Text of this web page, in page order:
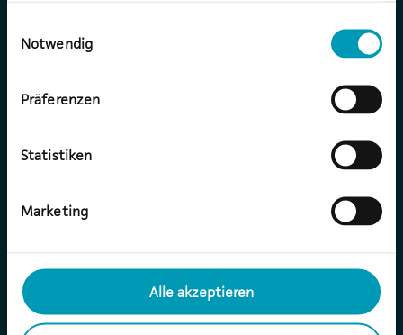
Notwendig
Präferenzen
Statistiken
Marketing
Alle akzeptieren
Firma*
Ihre Nachricht an uns